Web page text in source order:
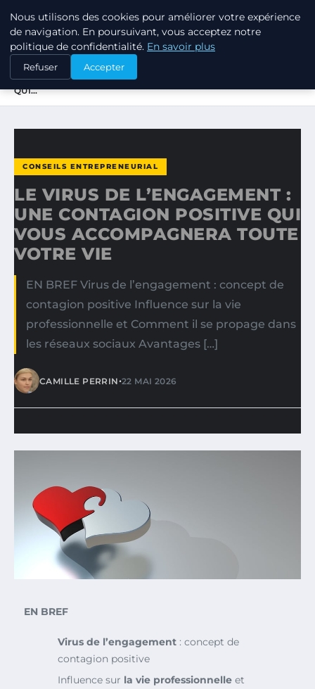
TUEZ-LES TOUS
ACCUEIL
CONSEILS ENTREPRENEURIAL
LE VIRUS DE L’ENGAGEMENT : UNE CONTAGION POSITIVE
QUI…
CONSEILS ENTREPRENEURIAL
LE VIRUS DE L’ENGAGEMENT :
UNE CONTAGION POSITIVE QUI
VOUS ACCOMPAGNERA TOUTE
VOTRE VIE
EN BREF Virus de l’engagement : concept de
contagion positive Influence sur la vie
professionnelle et Comment il se propage dans
les réseaux sociaux Avantages […]
CAMILLE PERRIN•22 MAI 2026
EN BREF
Virus de l’engagement : concept de
contagion positive
Influence sur la vie professionnelle et
Nous utilisons des cookies pour améliorer votre expérience
de navigation. En poursuivant, vous acceptez notre
politique de confidentialité. En savoir plus
Refuser Accepter